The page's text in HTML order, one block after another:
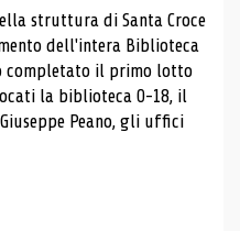
struttura di Santa Croce
dell'intera Biblioteca
completato il primo lotto
la biblioteca 0-18, il
Peano, gli uffici